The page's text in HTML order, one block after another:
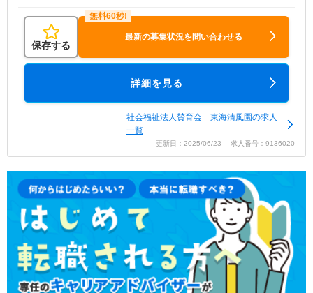
保存する
最新の募集状況を問い合わせる
詳細を見る
社会福祉法人賛育会 東海清風園の求人
一覧
更新日：2025/06/23 求人番号：9136020